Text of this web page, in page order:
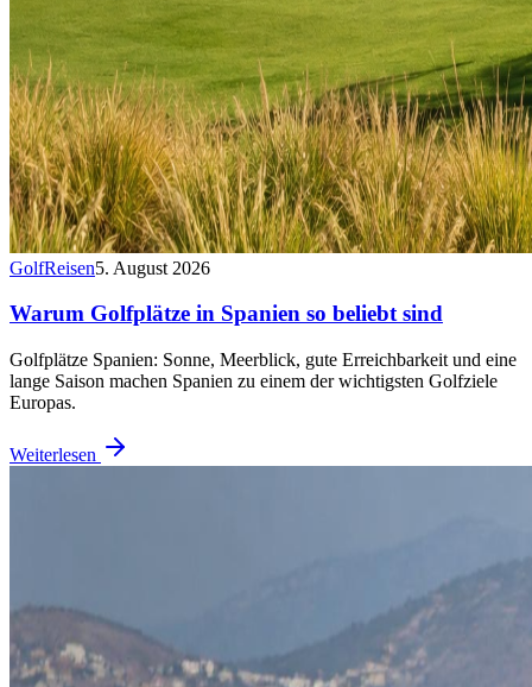
GolfReisen5. August 2026
Warum Golfplätze in Spanien so beliebt sind
Golfplätze Spanien: Sonne, Meerblick, gute Erreichbarkeit und eine
lange Saison machen Spanien zu einem der wichtigsten Golfziele
Europas.
Weiterlesen